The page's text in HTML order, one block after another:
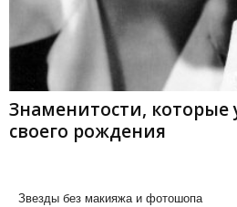
Знаменитости, которые
своего рождения
Звезды без макияжа и фотошопа